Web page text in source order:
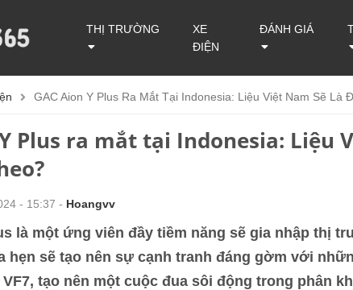
THỊ TRƯỜNG
XE
ĐIỆN
ĐÁNH GIÁ
GAC Aion Y Plus Ra Mắt Tại Indonesia: Liệu Việt Nam Sẽ Là
Plus ra mắt tại Indonesia: Liệu
- 15:37 - Hoangvv
là một ứng viên đầy tiềm năng sẽ gia nhập thị
hẹn sẽ tạo nên sự cạnh tranh đáng gờm với
VF7, tạo nên một cuộc đua sôi động trong phân